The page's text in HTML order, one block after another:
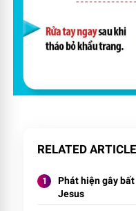
RELATED ARTICLE
Phát hiện gây
Jesus